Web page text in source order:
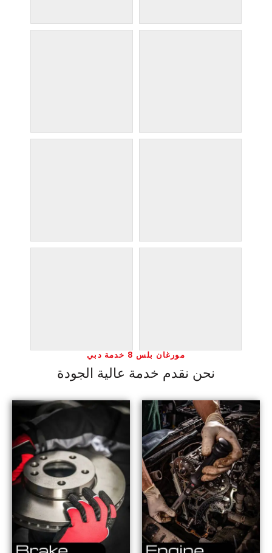
مورغان بلس 8 خدمة دبي
نحن نقدم خدمة عالية الجودة